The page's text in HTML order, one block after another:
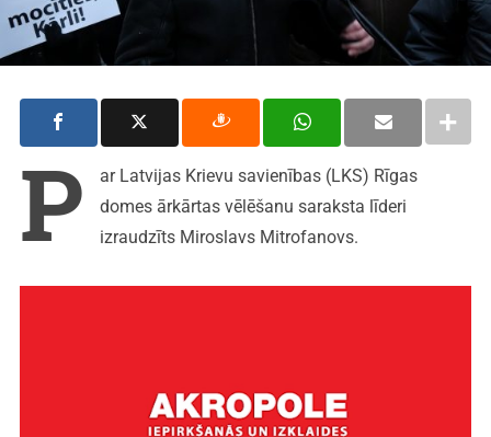
P
ar Latvijas Krievu savienības (LKS) Rīgas
domes ārkārtas vēlēšanu saraksta līderi
izraudzīts Miroslavs Mitrofanovs.